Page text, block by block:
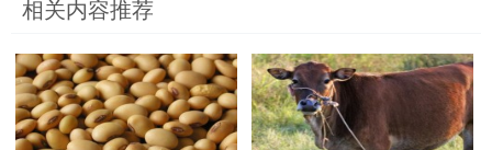
相关内容推荐